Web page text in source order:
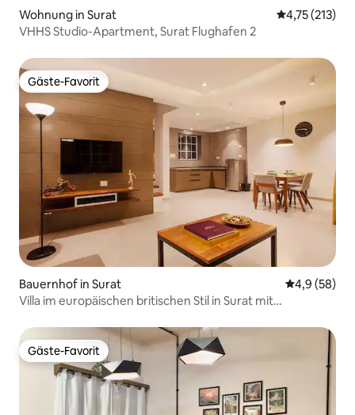
Wohnung in Surat
4,75 (213)
VHHS Studio-Apartment, Surat Flughafen 2
Gäste-Favorit
Gäste-Favorit
Bauernhof in Surat
4,9 (58)
Villa im europäischen britischen Stil in Surat mit
Gäste-Favorit
Gäste-Favorit